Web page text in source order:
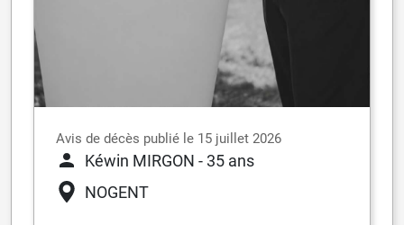
Avis de décès publié le 15 juillet 2026
Kéwin MIRGON - 35 ans
NOGENT